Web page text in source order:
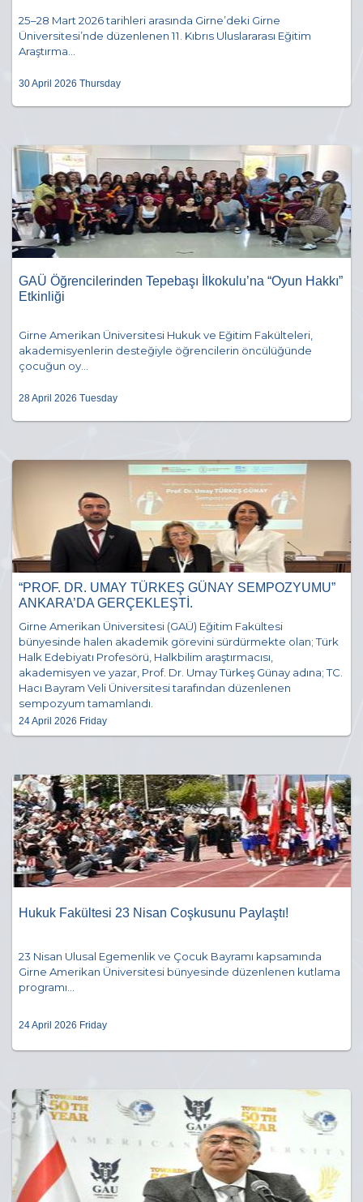
25–28 Mart 2026 tarihleri arasında Girne’deki Girne
Üniversitesi’nde düzenlenen 11. Kıbrıs Uluslararası Eğitim
Araştırma...
30 April 2026 Thursday
GAÜ Öğrencilerinden Tepebaşı İlkokulu’na “Oyun Hakkı”
Etkinliği
Girne Amerikan Üniversitesi Hukuk ve Eğitim Fakülteleri,
akademisyenlerin desteğiyle öğrencilerin öncülüğünde
çocuğun oy...
28 April 2026 Tuesday
“PROF. DR. UMAY TÜRKEŞ GÜNAY SEMPOZYUMU”
ANKARA’DA GERÇEKLEŞTİ.
Girne Amerikan Üniversitesi (GAÜ) Eğitim Fakültesi
bünyesinde halen akademik görevini sürdürmekte olan; Türk
Halk Edebiyatı Profesörü, Halkbilim araştırmacısı,
akademisyen ve yazar, Prof. Dr. Umay Türkeş Günay adına; TC.
Hacı Bayram Veli Üniversitesi tarafından düzenlenen
sempozyum tamamlandı.
24 April 2026 Friday
Hukuk Fakültesi 23 Nisan Coşkusunu Paylaştı!
23 Nisan Ulusal Egemenlik ve Çocuk Bayramı kapsamında
Girne Amerikan Üniversitesi bünyesinde düzenlenen kutlama
programı...
24 April 2026 Friday